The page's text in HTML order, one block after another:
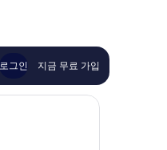
용
후
14
로그인 지금 무료 가입